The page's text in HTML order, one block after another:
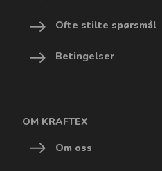
Ofte stilte spørsmål
Betingelser
OM KRAFTEX
Om oss